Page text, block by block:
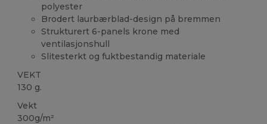
polyester
Brodert laurbærblad-design på bremmen
Strukturert 6-panels krone med
ventilasjonshull
Slitesterkt og fuktbestandig materiale
VEKT
130 g.
Vekt
300g/m²